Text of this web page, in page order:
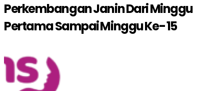
Perkembangan Janin Dari Minggu
Pertama Sampai Minggu Ke- 15